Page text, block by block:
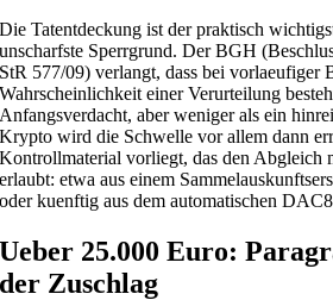
Die Tatentdeckung ist der praktisch
unscharfste Sperrgrund. Der BGH
StR 577/09) verlangt, dass bei vorlaeufiger
Wahrscheinlichkeit einer Verurteilung
Anfangsverdacht, aber weniger als ein
Krypto wird die Schwelle vor allem dann
Kontrollmaterial vorliegt, das den Abgleich
erlaubt: etwa aus einem
oder kuenftig aus dem automatischen
Ueber 25.000 Euro:
der Zuschlag